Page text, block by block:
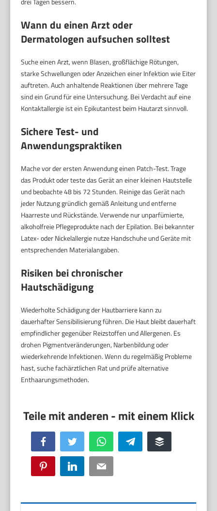
Wann du einen Arzt oder
Dermatologen aufsuchen solltest
Suche einen Arzt, wenn Blasen, großflächige Rötungen,
starke Schwellungen oder Anzeichen einer Infektion wie Eiter
auftreten. Auch anhaltende Reaktionen über mehrere Tage
sind ein Grund für eine Untersuchung. Bei Verdacht auf eine
Kontaktallergie ist ein Epikutantest beim Hautarzt sinnvoll.
Sichere Test- und
Anwendungspraktiken
Mache vor der ersten Anwendung einen Patch-Test. Trage
das Produkt oder teste das Gerät an einer kleinen Hautstelle
und beobachte 48 bis 72 Stunden. Reinige das Gerät nach
jeder Nutzung gründlich gemäß Anleitung und entferne
Haarreste und Rückstände. Verwende nur unparfümierte,
alkoholfreie Pflegeprodukte nach der Epilation. Bei bekannter
Latex- oder Nickelallergie nutze Handschuhe und Geräte mit
entsprechenden Materialangaben.
Risiken bei chronischer
Hautschädigung
Wiederholte Schädigung der Hautbarriere kann zu
dauerhafter Sensibilisierung führen. Die Haut bleibt dauerhaft
empfindlicher gegenüber Reizstoffen und Allergenen. Es
drohen Pigmentveränderungen, Narbenbildung oder
wiederkehrende Infektionen. Wenn du regelmäßig Probleme
hast, suche fachärztlichen Rat und prüfe alternative
Enthaarungsmethoden.
Facebook Twitter WhatsApp Telegram Buffer
Pinterest LinkedIn Email